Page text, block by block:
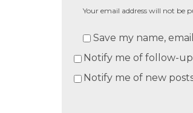
Your email address will not be
Save my name,
Notify me of follow-
Notify me of new